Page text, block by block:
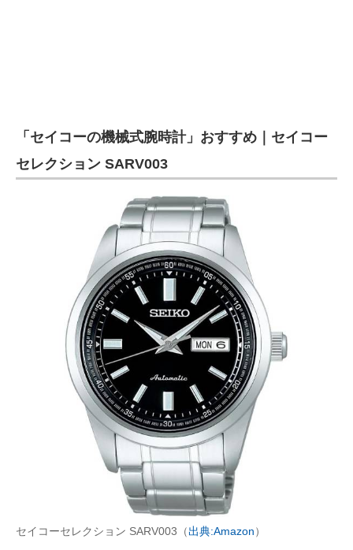
「セイコーの機械式腕時計」おすすめ｜セイコー
セレクション SARV003
セイコーセレクション SARV003（出典:Amazon）